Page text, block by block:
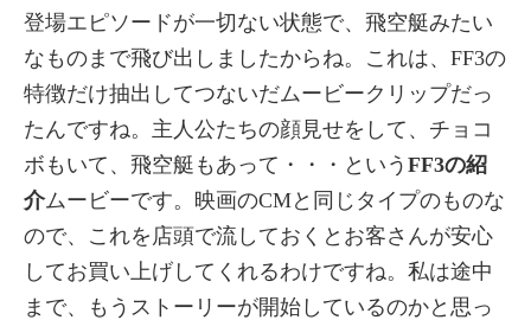
登場エピソードが一切ない状態で、飛空艇みたい
なものまで飛び出しましたからね。これは、FF3の
特徴だけ抽出してつないだムービークリップだっ
たんですね。主人公たちの顔見せをして、チョコ
ボもいて、飛空艇もあって・・・という FF3の紹
介ムービーです。映画のCMと同じタイプのものな
ので、これを店頭で流しておくとお客さんが安心
してお買い上げしてくれるわけですね。私は途中
まで、もうストーリーが開始しているのかと思っ